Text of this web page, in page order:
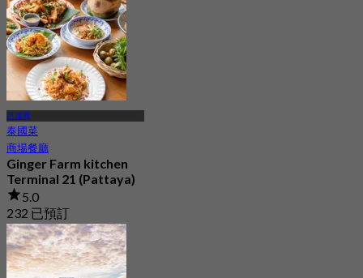
芭達雅
泰國菜
商場餐廳
Ginger Farm kitchen
Terminal 21 (Pattaya)
5.0
232 已預訂
起฿ 622.5